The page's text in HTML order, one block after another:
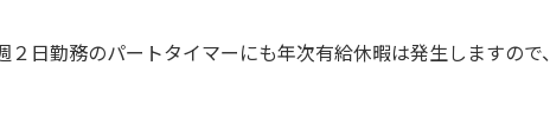
日勤務のパートタイマーにも年次有給休暇は発生しますので、